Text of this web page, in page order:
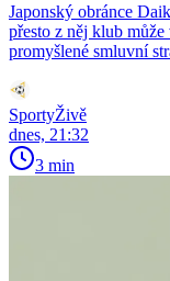
Japonský obránce
přesto z něj klub
promyšlené smluvní
SportyŽivě
dnes, 21:32
3 min